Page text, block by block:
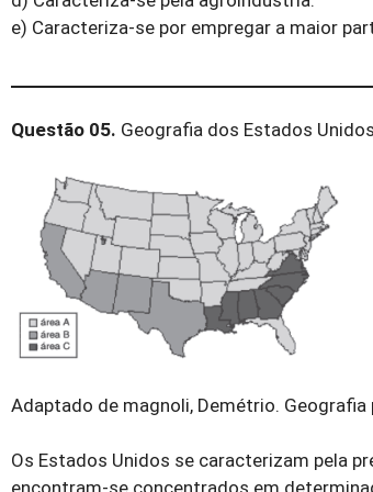
e) Caracteriza-se por empregar a maior
Questão 05. Geografia dos Estados
Adaptado de magnoli, Demétrio. Geografia
Os Estados Unidos se caracterizam pela